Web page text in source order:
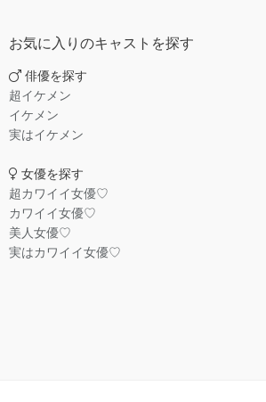
お気に入りのキャストを探す
俳優を探す
超イケメン
イケメン
実はイケメン
女優を探す
超カワイイ女優♡
カワイイ女優♡
美人女優♡
実はカワイイ女優♡